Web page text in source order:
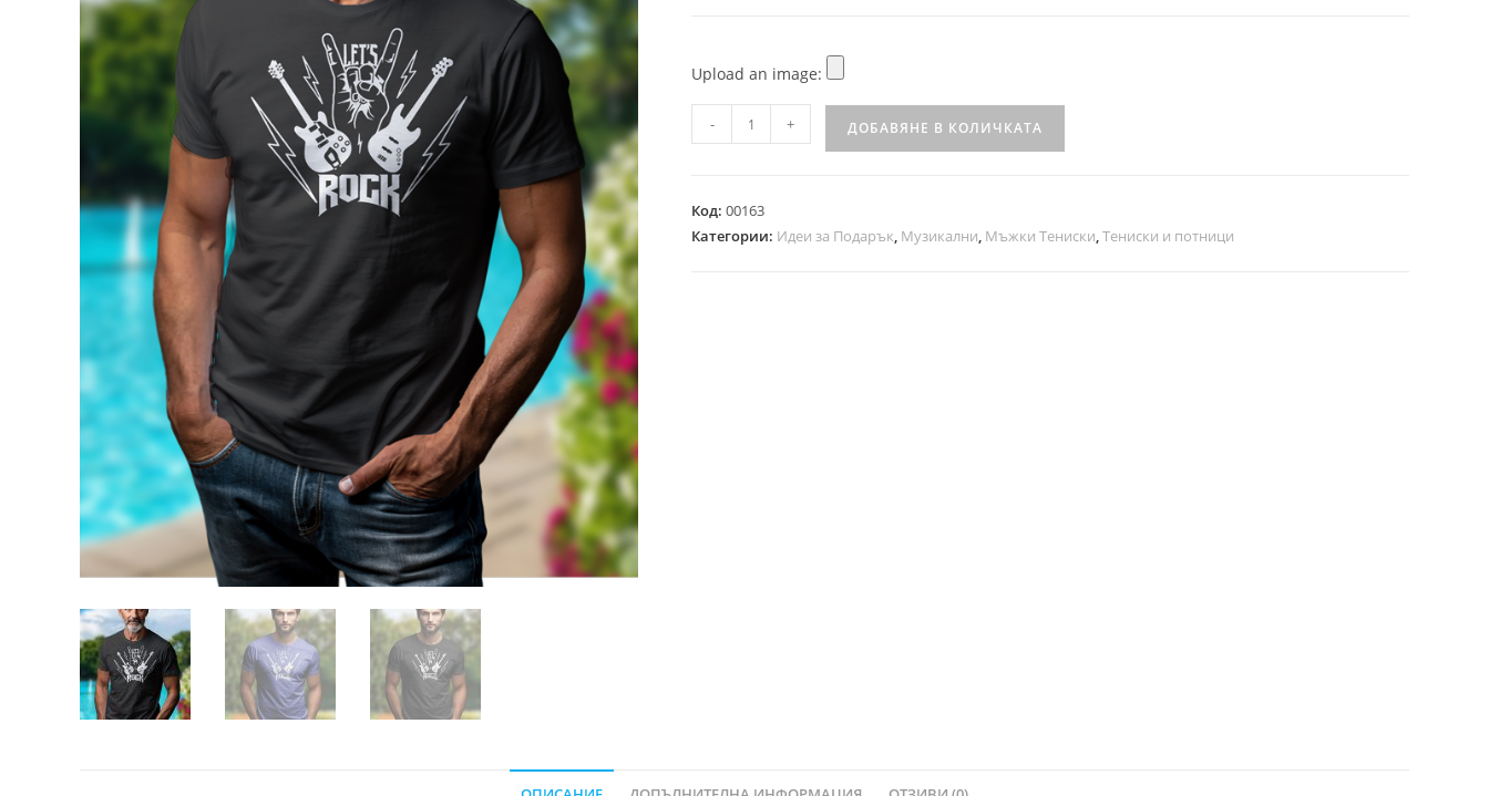
Upload an image:
- + ДОБАВЯНЕ В КОЛИЧКАТА
Код: 00163
Категории: Идеи за Подарък, Музикални, Мъжки Тениски,Тениски и потници